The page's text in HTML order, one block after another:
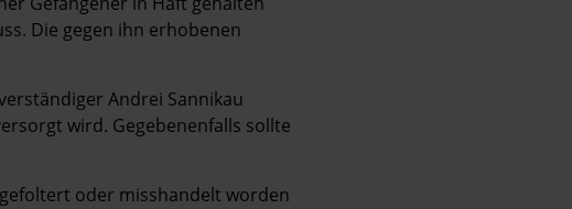
Die gegen ihn erhobenen
Andrei Sannikau
wird. Gegebenenfalls sollte
oder misshandelt worden